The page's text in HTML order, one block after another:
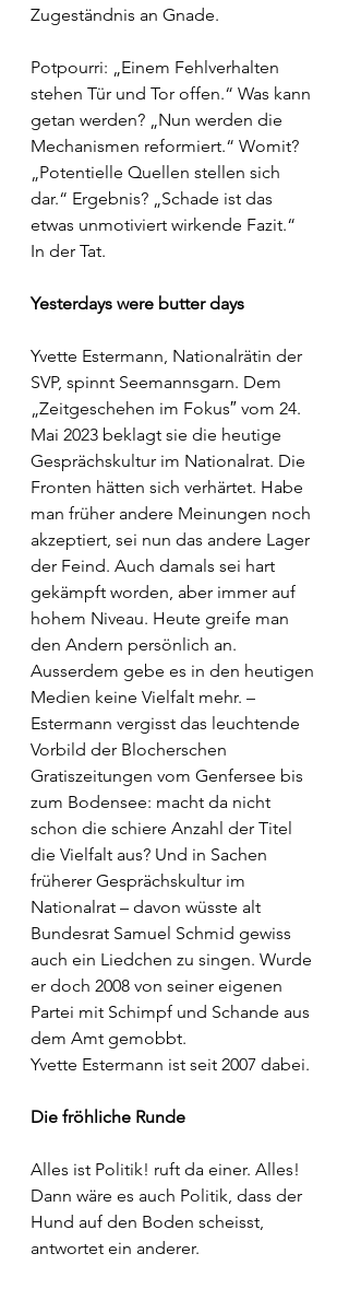
Zugeständnis an Gnade.
Potpourri: „Einem Fehlverhalten
stehen Tür und Tor offen.“ Was kann
getan werden? „Nun werden die
Mechanismen reformiert.“ Womit?
„Potentielle Quellen stellen sich
dar.“ Ergebnis? „Schade ist das
etwas unmotiviert wirkende Fazit.“
In der Tat.
Yesterdays were butter days
Yvette Estermann, Nationalrätin der
SVP, spinnt Seemannsgarn. Dem
„Zeitgeschehen im Fokus″ vom 24.
Mai 2023 beklagt sie die heutige
Gesprächskultur im Nationalrat. Die
Fronten hätten sich verhärtet. Habe
man früher andere Meinungen noch
akzeptiert, sei nun das andere Lager
der Feind. Auch damals sei hart
gekämpft worden, aber immer auf
hohem Niveau. Heute greife man
den Andern persönlich an.
Ausserdem gebe es in den heutigen
Medien keine Vielfalt mehr. –
Estermann vergisst das leuchtende
Vorbild der Blocherschen
Gratiszeitungen vom Genfersee bis
zum Bodensee: macht da nicht
schon die schiere Anzahl der Titel
die Vielfalt aus? Und in Sachen
früherer Gesprächskultur im
Nationalrat – davon wüsste alt
Bundesrat Samuel Schmid gewiss
auch ein Liedchen zu singen. Wurde
er doch 2008 von seiner eigenen
Partei mit Schimpf und Schande aus
dem Amt gemobbt.
Yvette Estermann ist seit 2007 dabei.
Die fröhliche Runde
Alles ist Politik! ruft da einer. Alles!
Dann wäre es auch Politik, dass der
Hund auf den Boden scheisst,
antwortet ein anderer.